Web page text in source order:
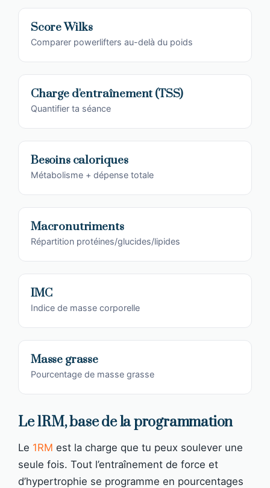
Score Wilks
Comparer powerlifters au-delà du poids
Charge d'entraînement (TSS)
Quantifier ta séance
Besoins caloriques
Métabolisme + dépense totale
Macronutriments
Répartition protéines/glucides/lipides
IMC
Indice de masse corporelle
Masse grasse
Pourcentage de masse grasse
Le 1RM, base de la programmation
Le 1RM est la charge que tu peux soulever une
seule fois. Tout l’entraînement de force et
d’hypertrophie se programme en pourcentages